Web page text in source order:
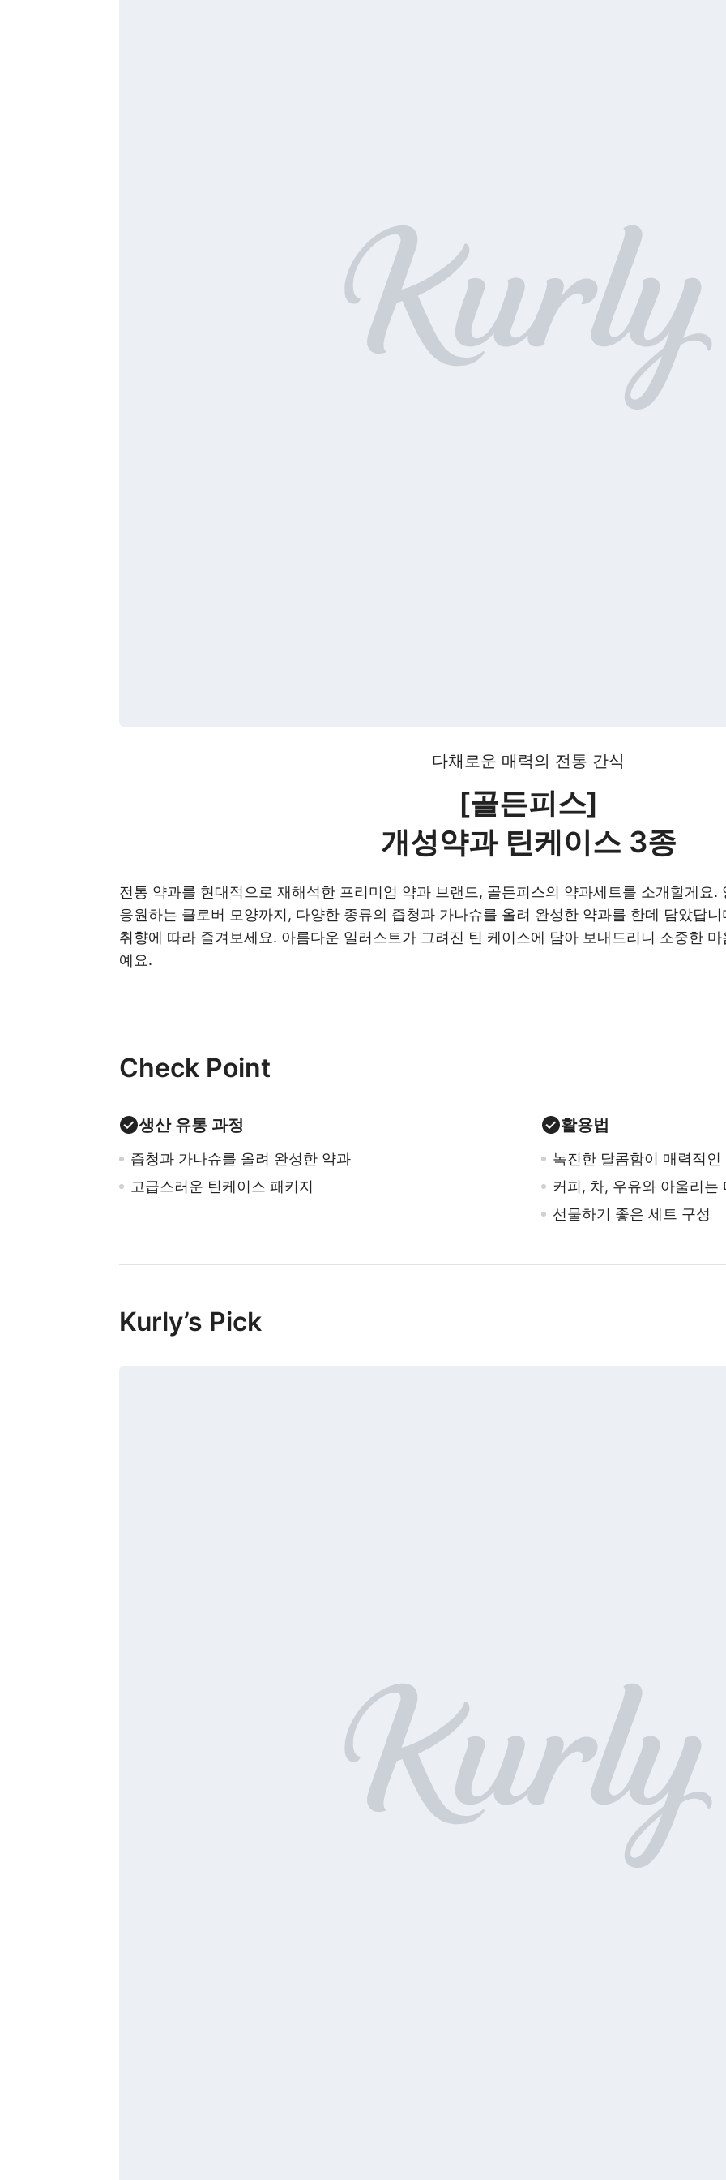
다채로운 매력의 전통 간식
[골든피스]
개성약과 틴케이스 3종
전통 약과를 현대적으로 재해석한 프리미엄 약과 브랜드, 골든피스의 약과세트를 소개할게요.
응원하는 클로버 모양까지, 다양한 종류의 즙청과 가나슈를 올려 완성한 약과를 한데 담았답니
취향에 따라 즐겨보세요. 아름다운 일러스트가 그려진 틴 케이스에 담아 보내드리니 소중한
예요.
Check Point
생산 유통 과정
즙청과 가나슈를 올려 완성한 약과
고급스러운 틴케이스 패키지
활용법
녹진한 달콤함이 매력적인
커피, 차, 우유와 아울리는
선물하기 좋은 세트 구성
Kurly’s Pick